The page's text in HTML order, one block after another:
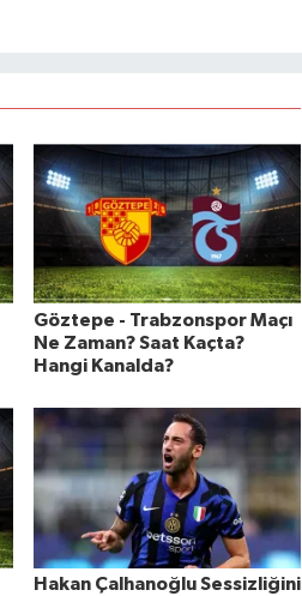
Göztepe - Trabzonspor Maçı
Ne Zaman? Saat Kaçta?
Hangi Kanalda?
Hakan Çalhanoğlu Sessizliğini